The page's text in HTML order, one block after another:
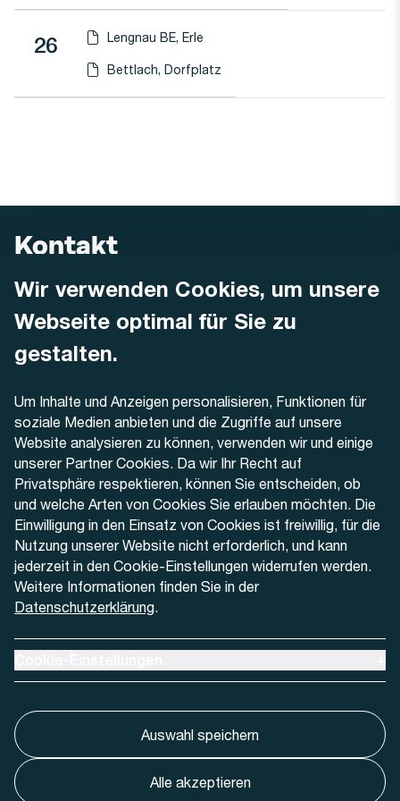
Wir verwenden Cookies, um unsere
Webseite optimal für Sie zu
gestalten.
Um Inhalte und Anzeigen personalisieren, Funktionen für
soziale Medien anbieten und die Zugriffe auf unsere
Website analysieren zu können, verwenden wir und einige
unserer Partner Cookies. Da wir Ihr Recht auf
Privatsphäre respektieren, können Sie entscheiden, ob
und welche Arten von Cookies Sie erlauben möchten. Die
Einwilligung in den Einsatz von Cookies ist freiwillig, für die
Nutzung unserer Website nicht erforderlich, und kann
jederzeit in den Cookie-Einstellungen widerrufen werden.
Weitere Informationen finden Sie in der
Datenschutzerklärung.
Auswahl speichern
Alle akzeptieren
Linie
26 Haltestellen-PDF herunterladen für
Lengnau BE, Erle
(Öffnet in einen neuen Tab oder Fenster)
Haltestellen-PDF herunterladen für
Bettlach, Dorfplatz
(Öffnet in einen neuen Tab oder Fenster)
Kontakt
AREMO
Dornacherstrasse 48
4500 Solothurn
+41 32 622 37 22
Kontaktformular
Aktuell
Medien
Impressum Datenschutz Cookie-Einstellungnen